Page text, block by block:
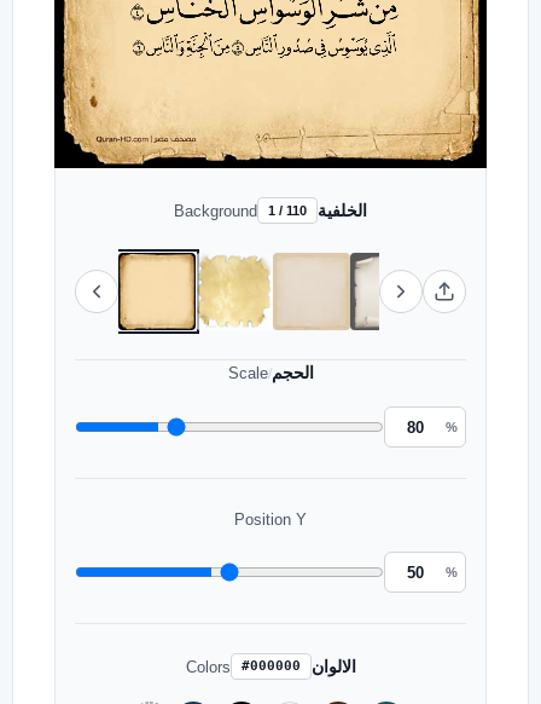
Background 1 / 110 الخلفية
Scale/الحجم
%
Position Y
%
Colors #000000 الالوان